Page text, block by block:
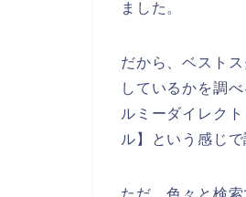
ました。
だから、ベスト
しているかを調
ルミーダイレク
ル】という感じ